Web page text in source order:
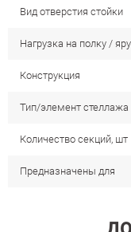
Вид отверстия стойки
Нагрузка на полку /
Конструкция
Тип/элемент стеллажа
Количество секций, шт
Предназначены для